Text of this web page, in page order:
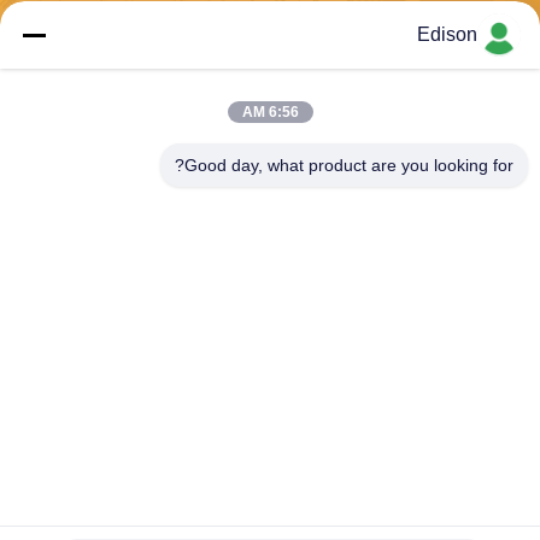
Edison
6:56 AM
Good day, what product are you looking for?